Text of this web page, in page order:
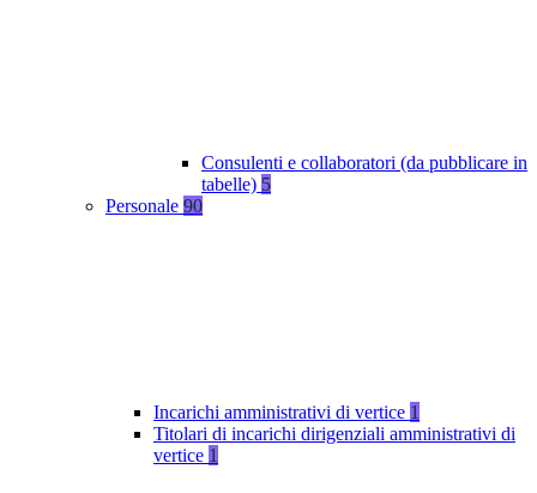
Consulenti e collaboratori (da pubblicare in
tabelle) 5
Personale 90
Incarichi amministrativi di vertice 1
Titolari di incarichi dirigenziali amministrativi di
vertice 1